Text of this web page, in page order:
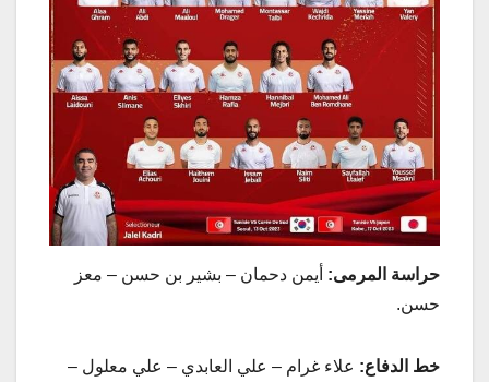
حراسة المرمى: أيمن دحمان – بشير بن حسن – معز
حسن.
خط الدفاع: علاء غرام – علي العابدي – علي معلول –